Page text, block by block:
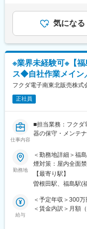
す。地域に根付い
見込めます。
変更の範囲：会社
・学会の展示ブー
※飛び込み営業は
管理職1名、営業2
です。
■教育体制
「スタッフの資質
を定期的に開催し
の同行など、未経
えています。
およそ6カ月から1
と知識や経験を蓄
■やりがい
医療現場で必要と
向上に直結する点
ティだからこそ、
■採用背景
給）■賞与実績：
歳 業界未経験入
であり、選考を通
定手当を含めた表
気になる
※業界未経験可※【
ス◆自社作業メイン
フクダ電子南東北販売株式
正社員
仕事内容
■担当業務：フクダ
器の保守・メンテ
■業務詳細：【変
＜修理＞営業担当
る医用電子機器を
書を作成。お客様
を行い、営業を通
で、2週間を目安
＜保守点検＞保守
勤務地
＜勤務地詳細＞福
煙対策：屋内全面
【最寄り駅】
曽根田駅、福島駅(
給与
＜予定年収＞300
＜賃金内訳＞月額